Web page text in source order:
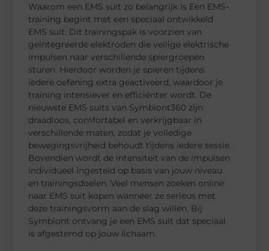
Waarom een EMS suit zo belangrijk is Een EMS-
training begint met een speciaal ontwikkeld
EMS suit. Dit trainingspak is voorzien van
geïntegreerde elektroden die veilige elektrische
impulsen naar verschillende spiergroepen
sturen. Hierdoor worden je spieren tijdens
iedere oefening extra geactiveerd, waardoor je
training intensiever en efficiënter wordt. De
nieuwste EMS suits van Symbiont360 zijn
draadloos, comfortabel en verkrijgbaar in
verschillende maten, zodat je volledige
bewegingsvrijheid behoudt tijdens iedere sessie.
Bovendien wordt de intensiteit van de impulsen
individueel ingesteld op basis van jouw niveau
en trainingsdoelen. Veel mensen zoeken online
naar EMS suit kopen wanneer ze serieus met
deze trainingsvorm aan de slag willen. Bij
Symbiont ontvang je een EMS suit dat speciaal
is afgestemd op jouw lichaam.